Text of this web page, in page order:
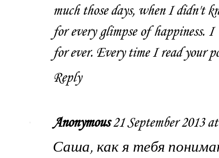
much those days, when I didn't
for every glimpse of happiness.
for ever. Every time I read your
Reply
Anonymous 21 September 2013
Саша, как я тебя